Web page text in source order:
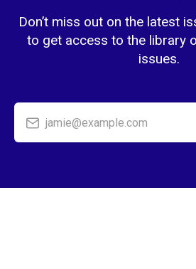
Don’t miss out on the latest
to get access to the library
issues.
jamie@example.com